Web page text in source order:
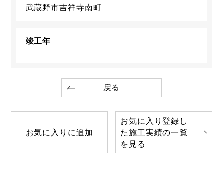
武蔵野市吉祥寺南町
竣工年
戻る
お気に入りに追加
お気に入り登録し
た施工実績の一覧
を見る